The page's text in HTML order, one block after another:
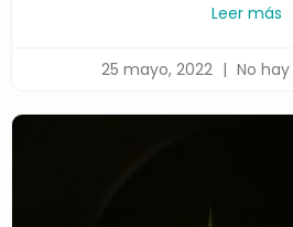
Leer más
25 mayo, 2022 No